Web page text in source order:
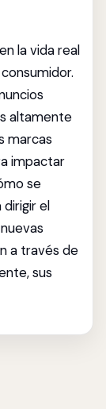
la vida real
altamente
marcas
impactar
se
el
a través de
sus